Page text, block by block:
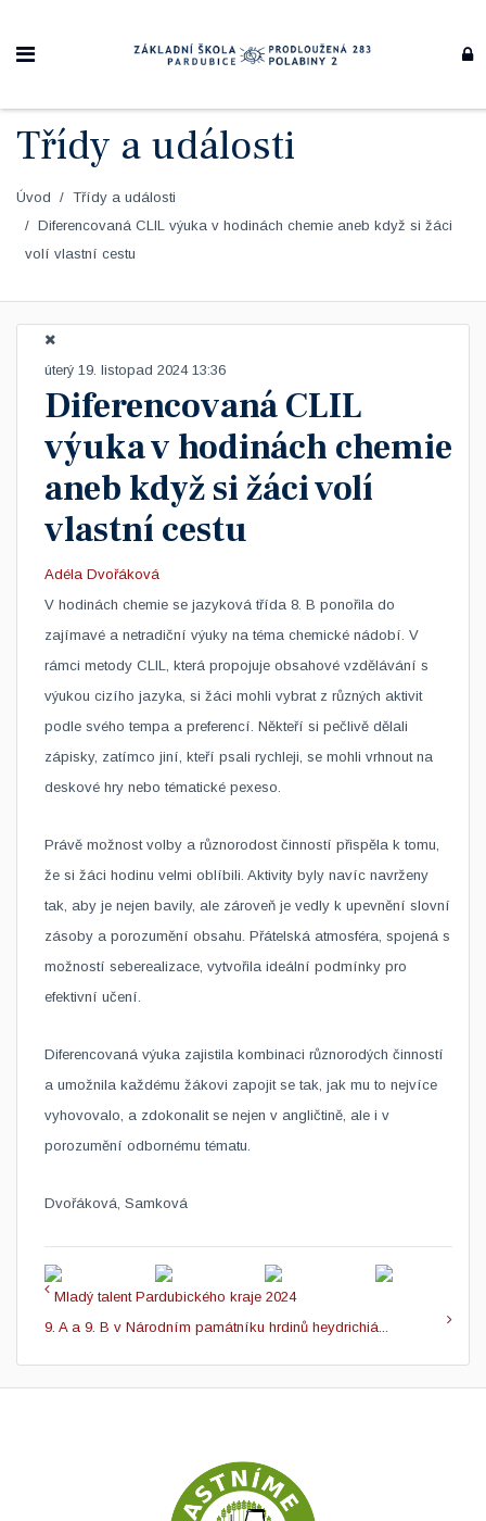
Třídy a události
Úvod
Třídy a události
Diferencovaná CLIL výuka v hodinách chemie aneb když si žáci
volí vlastní cestu
úterý 19. listopad 2024 13:36
Diferencovaná CLIL
výuka v hodinách chemie
aneb když si žáci volí
vlastní cestu
Adéla Dvořáková
V hodinách chemie se jazyková třída 8. B ponořila do
zajímavé a netradiční výuky na téma chemické nádobí. V
rámci metody CLIL, která propojuje obsahové vzdělávání s
výukou cizího jazyka, si žáci mohli vybrat z různých aktivit
podle svého tempa a preferencí. Někteří si pečlivě dělali
zápisky, zatímco jiní, kteří psali rychleji, se mohli vrhnout na
deskové hry nebo tématické pexeso.
Právě možnost volby a různorodost činností přispěla k tomu,
že si žáci hodinu velmi oblíbili. Aktivity byly navíc navrženy
tak, aby je nejen bavily, ale zároveň je vedly k upevnění slovní
zásoby a porozumění obsahu. Přátelská atmosféra, spojená s
možností seberealizace, vytvořila ideální podmínky pro
efektivní učení.
Diferencovaná výuka zajistila kombinaci různorodých činností
a umožnila každému žákovi zapojit se tak, jak mu to nejvíce
vyhovovalo, a zdokonalit se nejen v angličtině, ale i v
porozumění odbornému tématu.
Dvořáková, Samková
Mladý talent Pardubického kraje 2024
9. A a 9. B v Národním památníku hrdinů heydrichiá...